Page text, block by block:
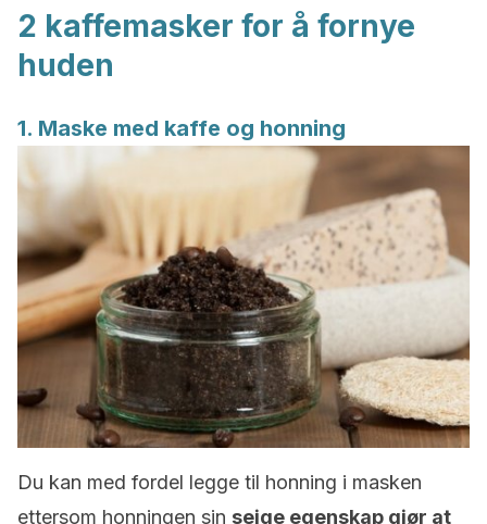
2 kaffemasker for å fornye
huden
1. Maske med kaffe og honning
Du kan med fordel legge til honning i masken
ettersom honningen sin seige egenskap gjør at